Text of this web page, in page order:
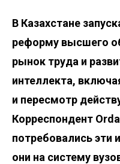
В Казахстане
реформу высшего
рынок труда и
интеллекта,
и пересмотр
Корреспондент
потребовались эти
они на систему